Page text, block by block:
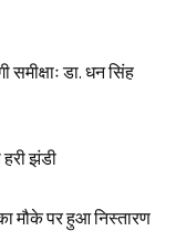
समीक्षाः डा. धन सिंह
हरी झंडी
मौके पर हुआ निस्तारण